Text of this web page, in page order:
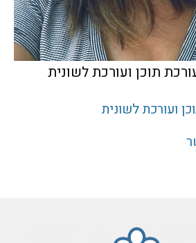
תוכן ועורכת לשונית
ועורכת לשונית